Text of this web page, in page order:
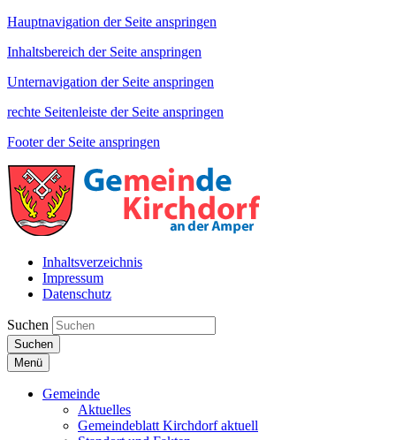
Hauptnavigation der Seite anspringen
Inhaltsbereich der Seite anspringen
Unternavigation der Seite anspringen
rechte Seitenleiste der Seite anspringen
Footer der Seite anspringen
Inhaltsverzeichnis
Impressum
Datenschutz
Suchen
Suchen
Menü
Gemeinde
Aktuelles
Gemeindeblatt Kirchdorf aktuell